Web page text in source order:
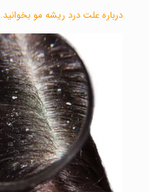
دربارهعلت درد ریشه موبخوانید.